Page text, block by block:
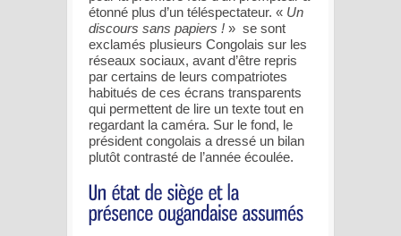
étonné plus d’un téléspectateur. « Un
discours sans papiers ! » se sont
exclamés plusieurs Congolais sur les
réseaux sociaux, avant d’être repris
par certains de leurs compatriotes
habitués de ces écrans transparents
qui permettent de lire un texte tout en
regardant la caméra. Sur le fond, le
président congolais a dressé un bilan
plutôt contrasté de l’année écoulée.